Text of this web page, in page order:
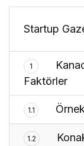
Startup
1
Faktörler
1.1
1.2